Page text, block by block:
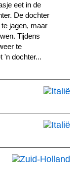
eet in de
De dochter
jagen, maar
Tijdens
te
'n dochter...